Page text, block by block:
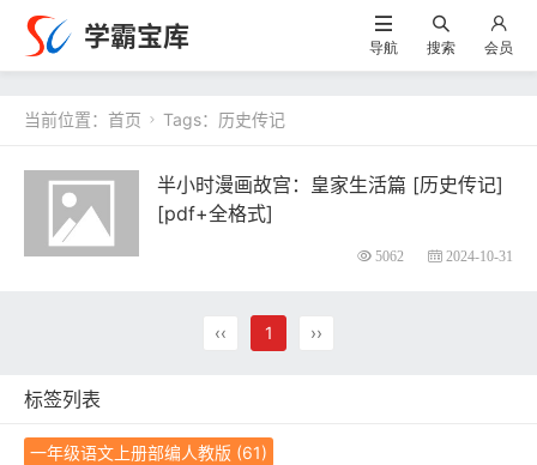
学霸宝库 导航 搜索 会员
当前位置： 首页  Tags：历史传记
半小时漫画故宫：皇家生活篇 [ 历史传记]
[pdf+全格式]
5062 2024-10-31
‹‹ 1 ››
标签列表
一年级语文上册部编人教版 (61)